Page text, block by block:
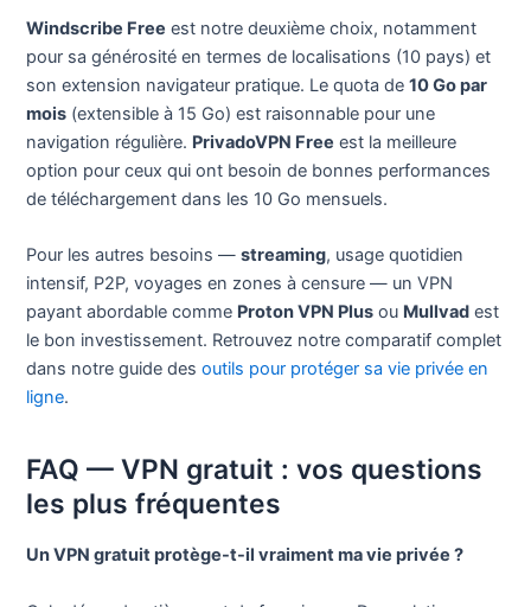
Windscribe Free est notre deuxième choix, notamment
pour sa générosité en termes de localisations (10 pays) et
son extension navigateur pratique. Le quota de10 Go par
mois (extensible à 15 Go) est raisonnable pour une
navigation régulière. PrivadoVPN Free est la meilleure
option pour ceux qui ont besoin de bonnes performances
de téléchargement dans les 10 Go mensuels.
Pour les autres besoins —streaming, usage quotidien
intensif, P2P, voyages en zones à censure — un VPN
payant abordable comme Proton VPN Plus ou Mullvad est
le bon investissement. Retrouvez notre comparatif complet
dans notre guide desoutils pour protéger sa vie privée en
ligne.
FAQ — VPN gratuit : vos questions
les plus fréquentes
Un VPN gratuit protège-t-il vraiment ma vie privée ?